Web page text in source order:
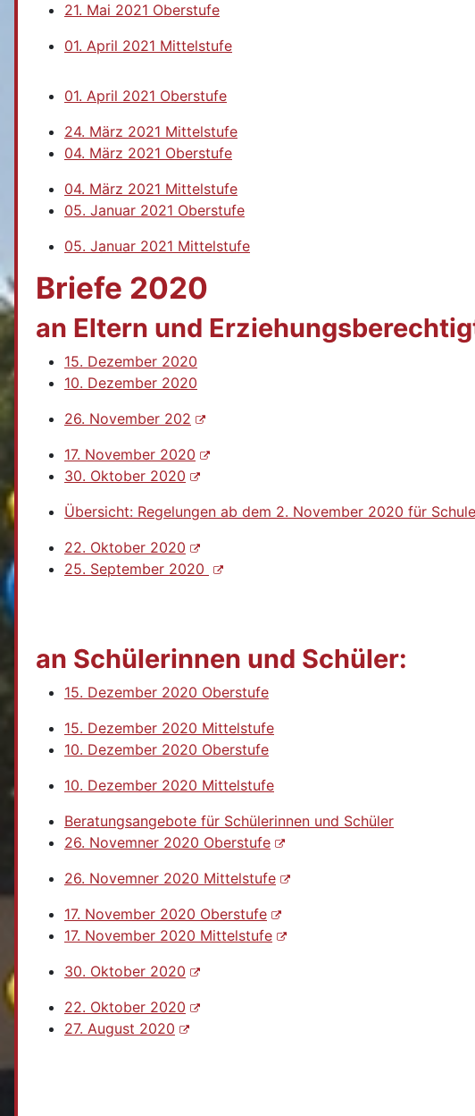
21. Mai 2021 Oberstufe
01. April 2021 Mittelstufe
01. April 2021 Oberstufe
24. März 2021 Mittelstufe
04. März 2021 Oberstufe
04. März 2021 Mittelstufe
05. Januar 2021 Oberstufe
05. Januar 2021 Mittelstufe
Briefe 2020
an Eltern und
15. Dezember 2020
10. Dezember 2020
26. November 202
17. November 2020
30. Oktober 2020
Übersicht: Regelungen ab dem 2. November 2020 für
22. Oktober 2020
25. September 2020
an Schülerinnen und Schüler:
15. Dezember 2020 Oberstufe
15. Dezember 2020 Mittelstufe
10. Dezember 2020 Oberstufe
10. Dezember 2020 Mittelstufe
Beratungsangebote für Schülerinnen und Schüler
26. Novemner 2020 Oberstufe
26. Novemner 2020 Mittelstufe
17. November 2020 Oberstufe
17. November 2020 Mittelstufe
30. Oktober 2020
22. Oktober 2020
27. August 2020